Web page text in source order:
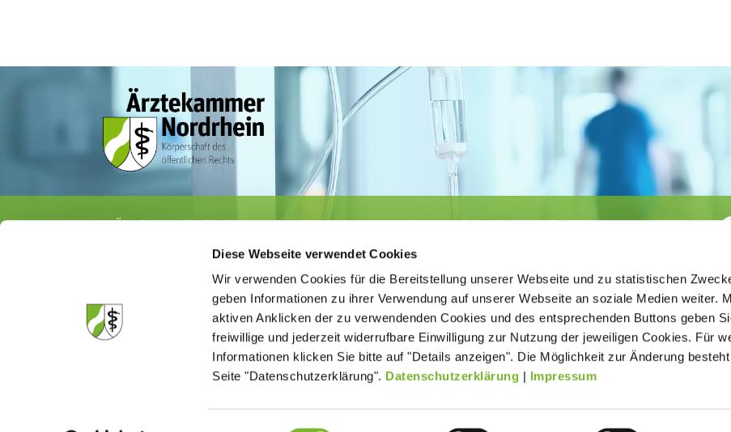
Diese Webseite verwendet Cookies
Wir verwenden Cookies für die Bereitstellung unserer Webseite und zu statistischen
geben Informationen zu ihrer Verwendung auf unserer Webseite an soziale Medien weiter.
aktiven Anklicken der zu verwendenden Cookies und des entsprechenden Buttons geben
freiwillige und jederzeit widerrufbare Einwilligung zur Nutzung der jeweiligen Cookies. Für
Informationen klicken Sie bitte auf "Details anzeigen". Die Möglichkeit zur Änderung
Seite "Datenschutzerklärung". Datenschutzerklärung | Impressum
Ärztekammer Nordrhein
· Fax 0211 / 4302 2009
aerztekammer@aekno.de
Körperschaft des öffentlichen Rechts
Die Medizinsuchmaschine "Medisuch" bestätigt der
Ärztekammer Nordrhein, dass die Homepage ohne
Kontakt